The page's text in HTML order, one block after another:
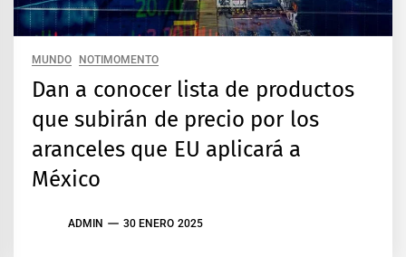
MUNDO NOTIMOMENTO
Dan a conocer lista de productos
que subirán de precio por los
aranceles que EU aplicará a
México
ADMIN 30 ENERO 2025